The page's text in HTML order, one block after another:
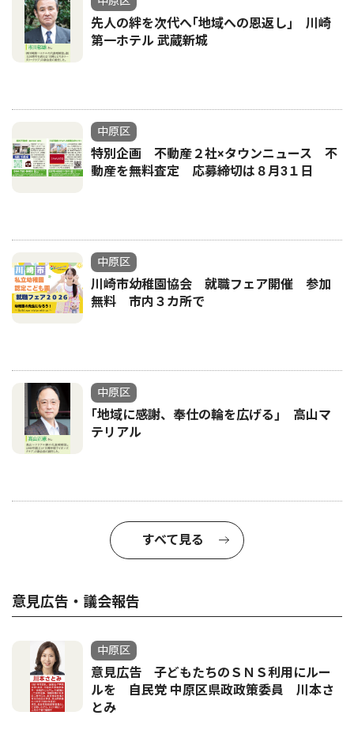
先人の絆を次代へ｢地域への恩返し｣ 川崎
第一ホテル 武蔵新城
中原区
特別企画 不動産２社×タウンニュース 不
動産を無料査定 応募締切は８月3１日
中原区
川崎市幼稚園協会 就職フェア開催 参加
無料 市内３カ所で
中原区
｢地域に感謝、奉仕の輪を広げる｣ 高山マ
テリアル
すべて見る
意見広告・議会報告
中原区
意見広告 子どもたちのＳＮＳ利用にルー
ルを 自民党 中原区県政政策委員 川本さ
とみ